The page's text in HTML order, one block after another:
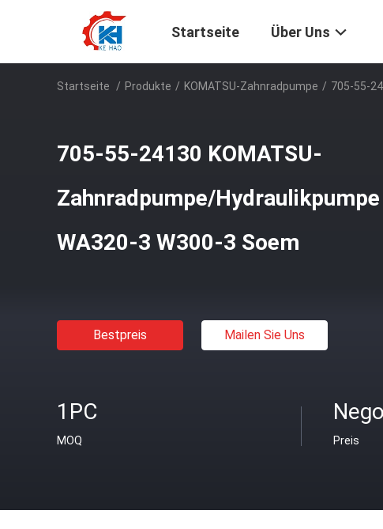
Startseite Über Uns
Startseite / Produkte / KOMATSU-Zahnradpumpe / 705-55-
705-55-24130 KOMATSU-
Zahnradpumpe/
WA320-3 W300-3 Soem
Bestpreis Mailen Sie Uns
1PC
MOQ Preis